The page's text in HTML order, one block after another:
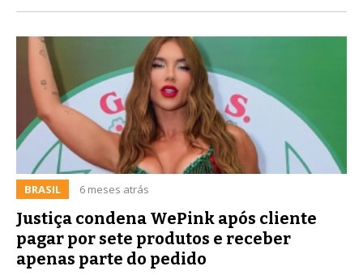
BRASIL 6 meses atrás
Justiça condena WePink após cliente
pagar por sete produtos e receber
apenas parte do pedido